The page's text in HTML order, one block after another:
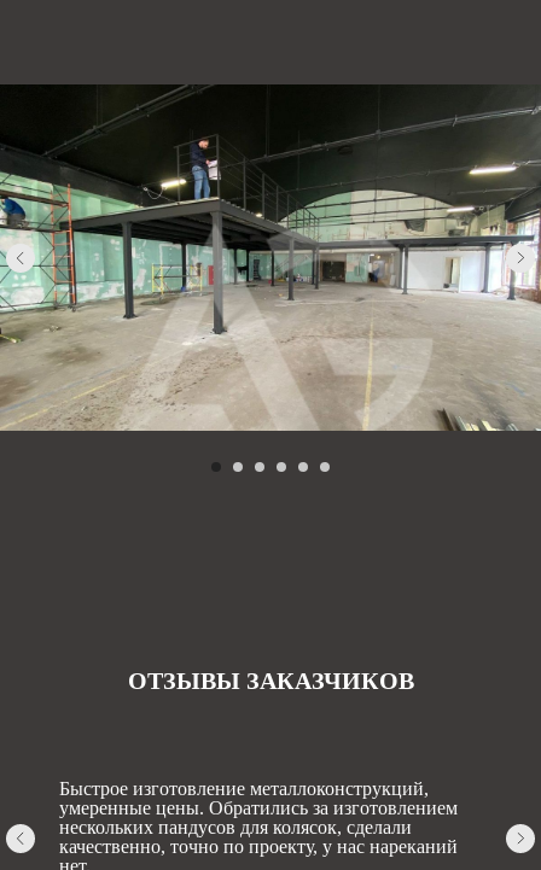
ОТЗЫВЫ ЗАКАЗЧИКОВ
Быстрое изготовление металлоконструкций,
умеренные цены. Обратились за изготовлением
нескольких пандусов для колясок, сделали
качественно, точно по проекту, у нас нареканий
нет.